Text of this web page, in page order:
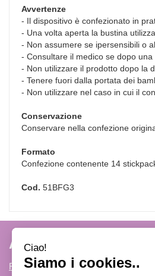
Avvertenze
- Il dispositivo è confezionato in
- Una volta aperta la bustina
- Non assumere se ipersensibili o
- Consultare il medico se dopo
- Non utilizzare il prodotto dopo la
- Tenere fuori dalla portata dei
- Non utilizzare nel caso in cui il
Conservazione
Conservare nella confezione
Formato
Confezione contenente 14
Cod. 51BFG3
AREA UTENTE
Registrati